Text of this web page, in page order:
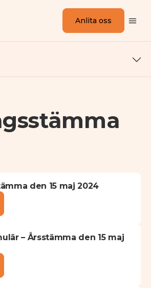
Anlita oss
den 15 maj 2024
– Årsstämma den 15 maj